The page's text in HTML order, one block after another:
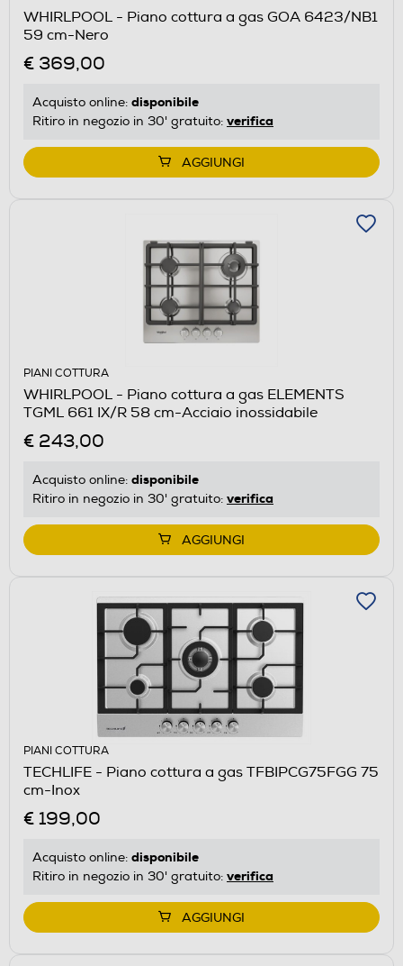
WHIRLPOOL - Piano cottura a gas GOA 6423/NB1
59 cm-Nero
€ 369,00
Acquisto online: disponibile
Ritiro in negozio in 30' gratuito: verifica
AGGIUNGI
PIANI COTTURA
WHIRLPOOL - Piano cottura a gas ELEMENTS
TGML 661 IX/R 58 cm-Acciaio inossidabile
€ 243,00
Acquisto online: disponibile
Ritiro in negozio in 30' gratuito: verifica
AGGIUNGI
PIANI COTTURA
TECHLIFE - Piano cottura a gas TFBIPCG75FGG 75
cm-Inox
€ 199,00
Acquisto online: disponibile
Ritiro in negozio in 30' gratuito: verifica
AGGIUNGI